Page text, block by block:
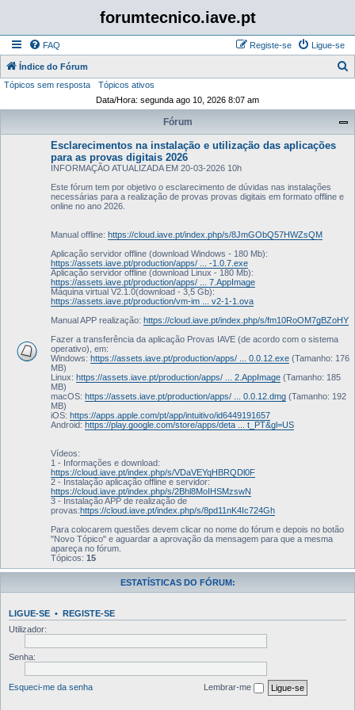
forumtecnico.iave.pt
FAQ Ligue-se
Registe-se
Índice do Fórum
Tópicos sem resposta
Tópicos ativos
Data/Hora: segunda ago 10, 2026 8:07 am
Fórum
Esclarecimentos na instalação e utilização das aplicações
para as provas digitais 2026
INFORMAÇÃO ATUALIZADA EM 20-03-2026 10h
Este fórum tem por objetivo o esclarecimento de dúvidas nas instalações
necessárias para a realização de provas provas digitais em formato offline e
online no ano 2026.
Manual offline: https://cloud.iave.pt/index.php/s/8JmGObQ57HWZsQM
Aplicação servidor offline (download Windows - 180 Mb):
https://assets.iave.pt/production/apps/ ... -1.0.7.exe
Aplicação servidor offline (download Linux - 180 Mb):
https://assets.iave.pt/production/apps/ ... 7.AppImage
Máquina virtual V2.1.0(download - 3,5 Gb):
https://assets.iave.pt/production/vm-im ... v2-1-1.ova
Manual APP realização: https://cloud.iave.pt/index.php/s/fm10RoOM7gBZoHY
Fazer a transferência da aplicação Provas IAVE (de acordo com o sistema
operativo), em:
Windows: https://assets.iave.pt/production/apps/ ... 0.0.12.exe (Tamanho: 176
MB)
Linux: https://assets.iave.pt/production/apps/ ... 2.AppImage (Tamanho: 185
MB)
macOS: https://assets.iave.pt/production/apps/ ... 0.0.12.dmg (Tamanho: 192
MB)
iOS: https://apps.apple.com/pt/app/intuitivo/id6449191657
Android: https://play.google.com/store/apps/deta ... t_PT&gl=US
Vídeos:
1 - Informações e download:
https://cloud.iave.pt/index.php/s/VDaVEYqHBRQDl0F
2 - Instalação aplicação offline e servidor:
https://cloud.iave.pt/index.php/s/2Bhl8MoIHSMzswN
3 - Instalação APP de realização de
provas:https://cloud.iave.pt/index.php/s/8pd11nK4Ic724Gh
Para colocarem questões devem clicar no nome do fórum e depois no botão
"Novo Tópico" e aguardar a aprovação da mensagem para que a mesma
apareça no fórum.
Tópicos: 15
ESTATÍSTICAS DO FÓRUM:
LIGUE-SE • REGISTE-SE
Utilizador:
Senha:
Esqueci-me da senha Lembrar-me